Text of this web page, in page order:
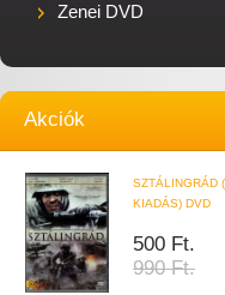
Zenei DVD
Akciók
SZTÁLINGRÁD
KIADÁS) DVD
500 Ft.
990 Ft.